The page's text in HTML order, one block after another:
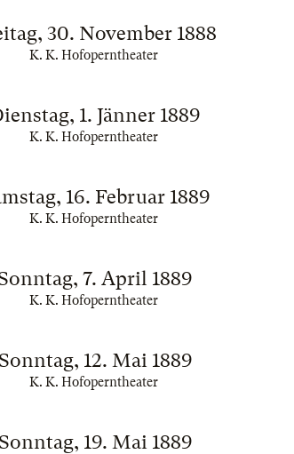
30. November 1888
K. K. Hofoperntheater
1. Jänner 1889
K. K. Hofoperntheater
16. Februar 1889
K. K. Hofoperntheater
7. April 1889
K. K. Hofoperntheater
Sonntag, 12. Mai 1889
K. K. Hofoperntheater
Sonntag, 19. Mai 1889